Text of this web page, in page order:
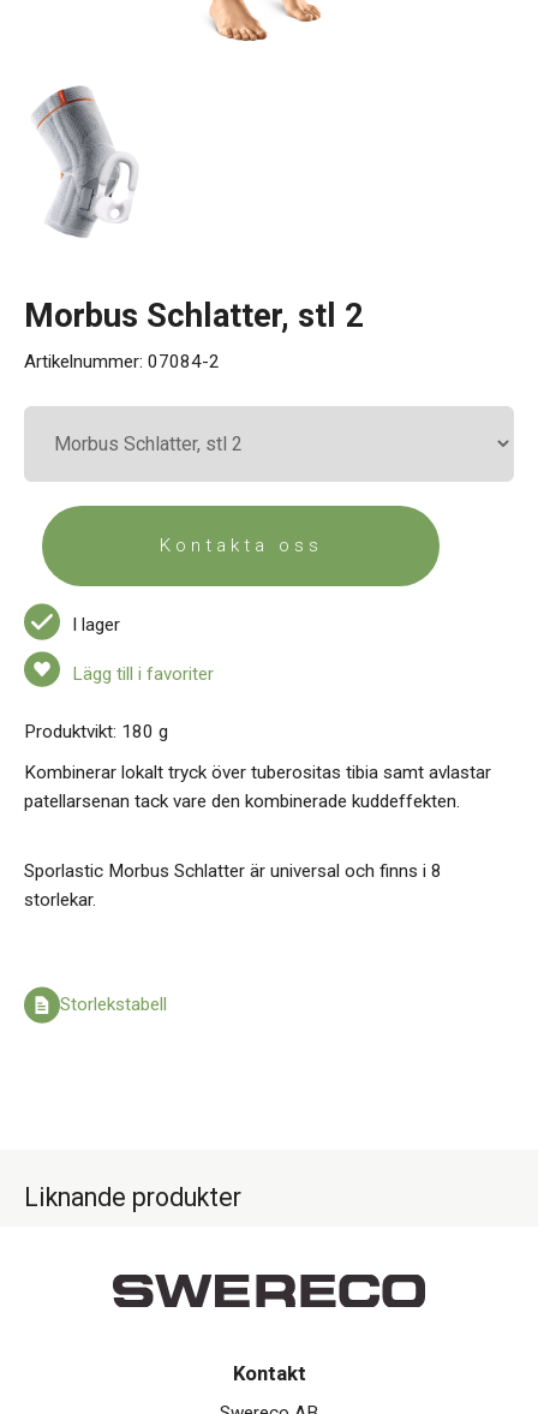
Morbus Schlatter, stl 2
Artikelnummer: 07084-2
Kontakta oss
I lager
Lägg till i favoriter
Produktvikt: 180 g
Kombinerar lokalt tryck över tuberositas tibia samt avlastar
patellarsenan tack vare den kombinerade kuddeffekten.
Sporlastic Morbus Schlatter är universal och finns i 8
storlekar.
Storlekstabell
Liknande produkter
Kontakt